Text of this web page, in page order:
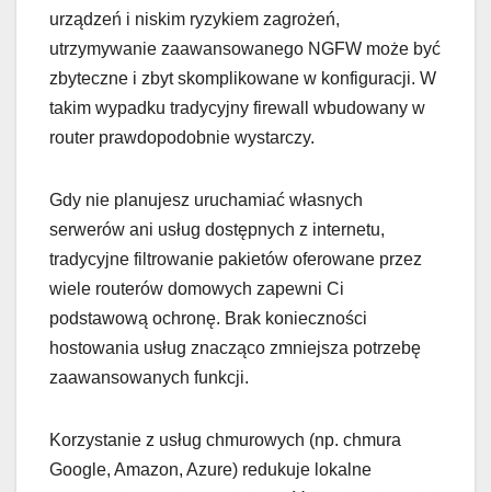
urządzeń i niskim ryzykiem zagrożeń,
utrzymywanie zaawansowanego NGFW może być
zbyteczne i zbyt skomplikowane w konfiguracji. W
takim wypadku tradycyjny firewall wbudowany w
router prawdopodobnie wystarczy.
Gdy nie planujesz uruchamiać własnych
serwerów ani usług dostępnych z internetu,
tradycyjne filtrowanie pakietów oferowane przez
wiele routerów domowych zapewni Ci
podstawową ochronę. Brak konieczności
hostowania usług znacząco zmniejsza potrzebę
zaawansowanych funkcji.
Korzystanie z usług chmurowych (np. chmura
Google, Amazon, Azure) redukuje lokalne